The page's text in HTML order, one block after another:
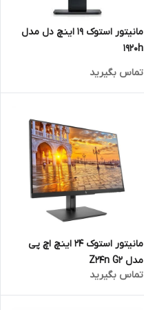
مانیتور استوک 19 اینچ دل مدل
1920h
تماس بگیرید
مانیتور استوک 24 اینچ اچ پی
مدل Z24n G2
تماس بگیرید